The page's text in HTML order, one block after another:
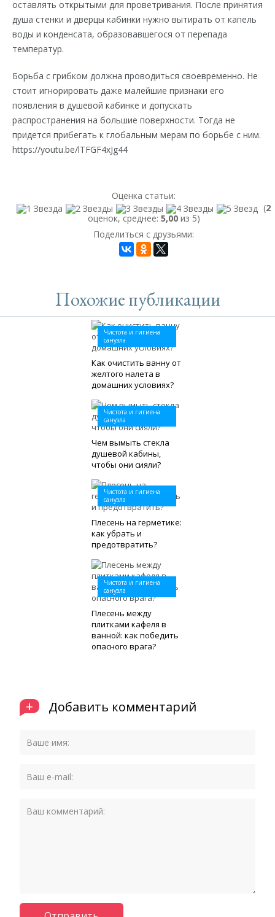
оставлять открытыми для проветривания. После принятия
душа стенки и дверцы кабинки нужно вытирать от капель
воды и конденсата, образовавшегося от перепада
температур.
Борьба с грибком должна проводиться своевременно. Не
стоит игнорировать даже малейшие признаки его
появления в душевой кабинке и допускать
распространения на большие поверхности. Тогда не
придется прибегать к глобальным мерам по борьбе с ним.
https://youtu.be/lTFGF4xJg44
Оценка статьи:
(2
оценок, среднее: 5,00из 5)
Поделиться с друзьями:
Похожие публикации
Чистота и гигиена
санузла
Как очистить ванну от
желтого налета в
домашних условиях?
Чистота и гигиена
санузла
Чем вымыть стекла
душевой кабины,
чтобы они сияли?
Чистота и гигиена
санузла
Плесень на герметике:
как убрать и
предотвратить?
Чистота и гигиена
санузла
Плесень между
плитками кафеля в
ванной: как победить
опасного врага?
+ Добавить комментарий